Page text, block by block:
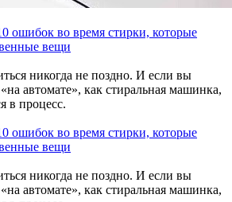
ошибок во время стирки, которые
вещи
никогда не поздно. И если вы
автомате», как стиральная машинка,
в процесс.
ошибок во время стирки, которые
вещи
никогда не поздно. И если вы
автомате», как стиральная машинка,